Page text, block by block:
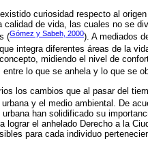
curiosidad respecto al
calidad de vida, las cuales no se
(Gómez y Sabeh, 2000). A mediados
integra diferentes áreas de la
midiendo el nivel de
lo que se anhela y lo que se
los cambios que al pasar del
y el medio ambiental. De
han solidificado su
lograr el anhelado Derecho a la
para cada individuo